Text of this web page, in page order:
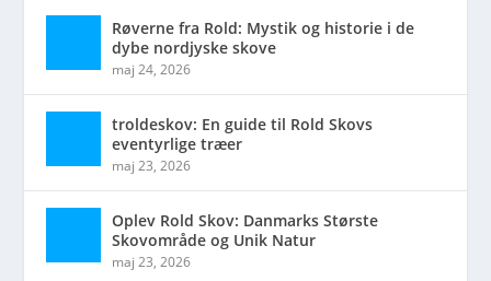
Røverne fra Rold: Mystik og historie i de
dybe nordjyske skove
maj 24, 2026
troldeskov: En guide til Rold Skovs
eventyrlige træer
maj 23, 2026
Oplev Rold Skov: Danmarks Største
Skovområde og Unik Natur
maj 23, 2026